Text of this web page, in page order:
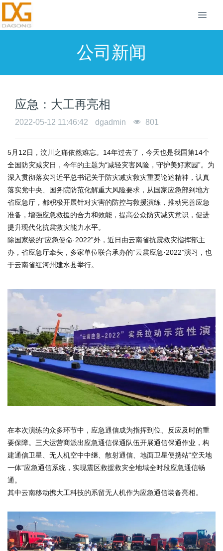
公司新闻
应急：大工再亮相
2022-05-12 11:46:42 dgadmin 801
5月 12日，汶川之痛依然难忘。14年过去了，今天也是我国第14个
全国防灾减灾日，今年的主题为“减轻灾害风险，守护美好家园”。为
深入贯彻落实习近平总书记关于防灾减灾救灾重要论述精神，认真
落实党中央、国务院防范化解重大风险要求，从国家应急部到地方
省应急厅，都积极开展针对灾害的防控与救援演练，推动完善应急
准备，增强应急救援的合力和效能，提高公众防灾减灾意识，促进
提升现代化抗震救灾能力水平。
除国家级的“应急使命·2022”外，近日由云南省抗震救灾指挥部主
办，省应急厅牵头，多家单位联合承办的“云震应急·2022”演习，也
于云南省红河州建水县举行。
在本次演练的众多环节中，应急通信成为指挥到位、反应及时的重
要保障。三大运营商派出应急通信保通队伍开展通信保通作业，构
建通信卫星、无人机空中中继、散射通信、地面卫星便携站“空天地
一体”应急通信系统，实现震区救援救灾全地域全时段应急通信畅
通。
其中云南移动携大工科技的系留无人机作为应急通信装备亮相。